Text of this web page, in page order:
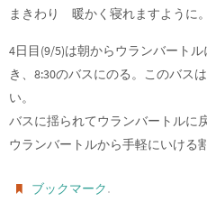
まきわり 暖かく寝れますように。
4日目(9/5)は朝からウランバート
き、8:30のバスにのる。このバス
い。
バスに揺られてウランバートルに
ウランバートルから手軽にいける
ブックマーク.